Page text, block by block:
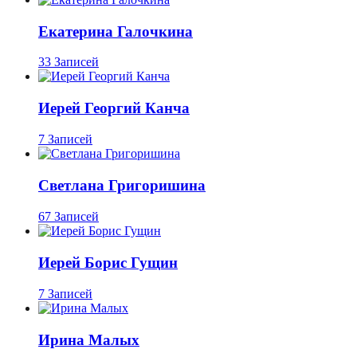
Екатерина Галочкина
33 Записей
Иерей Георгий Канча
7 Записей
Светлана Григоришина
67 Записей
Иерей Борис Гущин
7 Записей
Ирина Малых